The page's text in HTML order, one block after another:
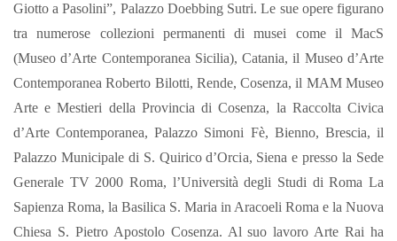
Giotto a Pasolini”, Palazzo Doebbing Sutri. Le sue opere figurano
tra numerose collezioni permanenti di musei come il MacS
(Museo d’Arte Contemporanea Sicilia), Catania, il Museo d’Arte
Contemporanea Roberto Bilotti, Rende, Cosenza, il MAM Museo
Arte e Mestieri della Provincia di Cosenza, la Raccolta Civica
d’Arte Contemporanea, Palazzo Simoni Fè, Bienno, Brescia, il
Palazzo Municipale di S. Quirico d’Orcia, Siena e presso la Sede
Generale TV 2000 Roma, l’Università degli Studi di Roma La
Sapienza Roma, la Basilica S. Maria in Aracoeli Roma e la Nuova
Chiesa S. Pietro Apostolo Cosenza. Al suo lavoro Arte Rai ha